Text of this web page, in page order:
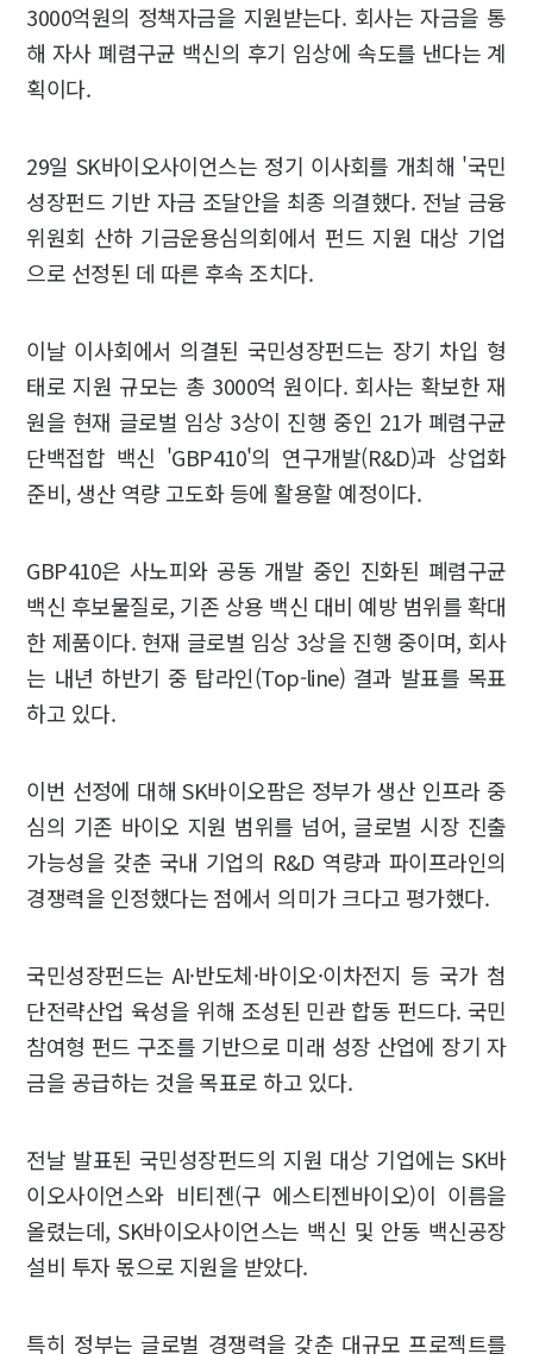
3000억원의 정책자금을 지원받는다. 회사는 자금을 통
해 자사 폐렴구균 백신의 후기 임상에 속도를 낸다는 계
획이다.
29일 SK바이오사이언스는 정기 이사회를 개최해 '국민
성장펀드 기반 자금 조달안을 최종 의결했다. 전날 금융
위원회 산하 기금운용심의회에서 펀드 지원 대상 기업
으로 선정된 데 따른 후속 조치다.
이날 이사회에서 의결된 국민성장펀드는 장기 차입 형
태로 지원 규모는 총 3000억 원이다. 회사는 확보한 재
원을 현재 글로벌 임상 3상이 진행 중인 21가 폐렴구균
단백접합 백신 'GBP410'의 연구개발(R&D)과 상업화
준비, 생산 역량 고도화 등에 활용할 예정이다.
GBP410은 사노피와 공동 개발 중인 진화된 폐렴구균
백신 후보물질로, 기존 상용 백신 대비 예방 범위를 확대
한 제품이다. 현재 글로벌 임상 3상을 진행 중이며, 회사
는 내년 하반기 중 탑라인(Top-line) 결과 발표를 목표
하고 있다.
이번 선정에 대해 SK바이오팜은 정부가 생산 인프라 중
심의 기존 바이오 지원 범위를 넘어, 글로벌 시장 진출
가능성을 갖춘 국내 기업의 R&D 역량과 파이프라인의
경쟁력을 인정했다는 점에서 의미가 크다고 평가했다.
국민성장펀드는 AI·반도체·바이오·이차전지 등 국가 첨
단전략산업 육성을 위해 조성된 민관 합동 펀드다. 국민
참여형 펀드 구조를 기반으로 미래 성장 산업에 장기 자
금을 공급하는 것을 목표로 하고 있다.
전날 발표된 국민성장펀드의 지원 대상 기업에는 SK바
이오사이언스와 비티젠(구 에스티젠바이오)이 이름을
올렸는데, SK바이오사이언스는 백신 및 안동 백신공장
설비 투자 몫으로 지원을 받았다.
특히 정부는 글로벌 경쟁력을 갖춘 대규모 프로젝트를